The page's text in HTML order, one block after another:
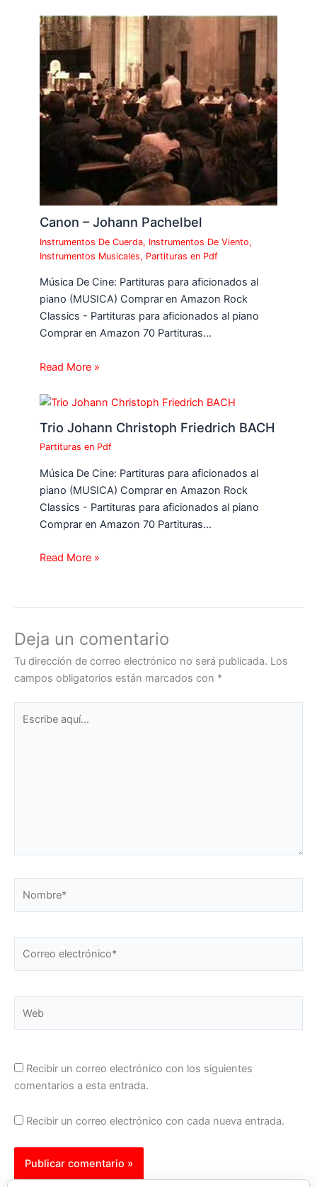
Canon – Johann Pachelbel
Instrumentos De Cuerda, Instrumentos De Viento,
Instrumentos Musicales, Partituras en Pdf
Música De Cine: Partituras para aficionados al
piano (MUSICA) Comprar en Amazon Rock
Classics - Partituras para aficionados al piano
Comprar en Amazon 70 Partituras…
Read More »
Trio Johann Christoph Friedrich BACH
Partituras en Pdf
Música De Cine: Partituras para aficionados al
piano (MUSICA) Comprar en Amazon Rock
Classics - Partituras para aficionados al piano
Comprar en Amazon 70 Partituras…
Read More »
Deja un comentario
Tu dirección de correo electrónico no será publicada. Los
campos obligatorios están marcados con *
aquí...
electrónico*
Recibir un correo electrónico con los siguientes
comentarios a esta entrada.
Recibir un correo electrónico con cada nueva entrada.